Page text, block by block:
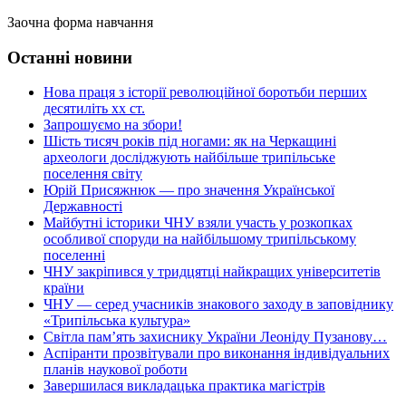
Заочна форма навчання
Останні новини
Нова праця з історії революційної боротьби перших
десятиліть хх ст.
Запрошуємо на збори!
Шість тисяч років під ногами: як на Черкащині
археологи досліджують найбільше трипільське
поселення світу
Юрій Присяжнюк — про значення Української
Державності
Майбутні історики ЧНУ взяли участь у розкопках
особливої споруди на найбільшому трипільському
поселенні
ЧНУ закріпився у тридцятці найкращих університетів
країни
ЧНУ — серед учасників знакового заходу в заповіднику
«Трипільська культура»
Світла пам’ять захиснику України Леоніду Пузанову…
Аспіранти прозвітували про виконання індивідуальних
планів наукової роботи
Завершилася викладацька практика магістрів